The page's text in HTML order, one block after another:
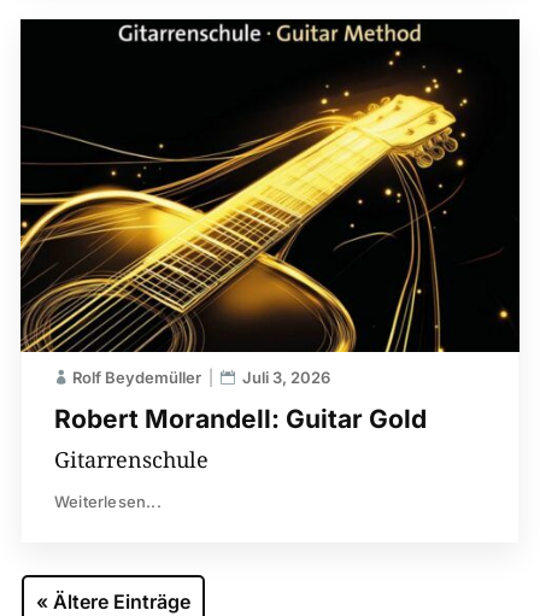
Robert Morandell: Guitar Gold
Rolf Beydemüller Juli 3, 2026
Gitarrenschule
Weiterlesen...
« Ältere Einträge